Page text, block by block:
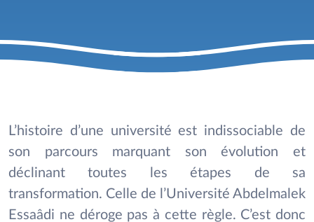
L’histoire d’une université est indissociable de
son parcours marquant son évolution et
déclinant toutes les étapes de sa
transformation. Celle de l’Université Abdelmalek
Essaâdi ne déroge pas à cette règle. C’est donc